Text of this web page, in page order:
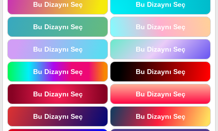
Bu Dizaynı Seç Bu Dizaynı Seç
Bu Dizaynı Seç Bu Dizaynı Seç
Bu Dizaynı Seç Bu Dizaynı Seç
Bu Dizaynı Seç Bu Dizaynı Seç
Bu Dizaynı Seç Bu Dizaynı Seç
Bu Dizaynı Seç Bu Dizaynı Seç